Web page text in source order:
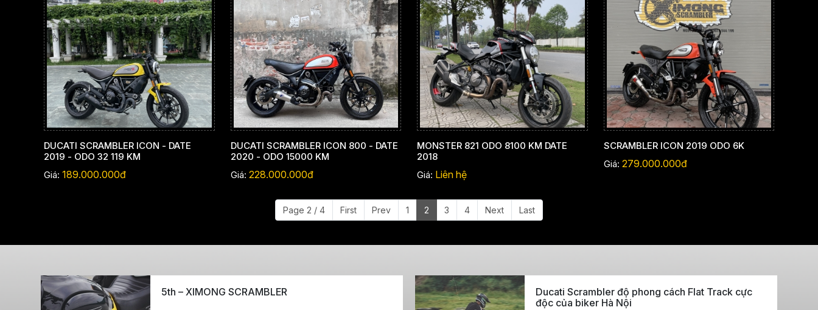
DUCATI SCRAMBLER ICON - DATE
2019 - ODO 32 119 KM
Giá: 189.000.000đ
DUCATI SCRAMBLER ICON 800 - DATE
2020 - ODO 15000 KM
Giá: 228.000.000đ
MONSTER 821 ODO 8100 KM DATE
2018
Giá: Liên hệ
SCRAMBLER ICON 2019 ODO 6K
Giá: 279.000.000đ
Page 2 / 4 First Prev 1 2 3 4 Next Last
5th – XIMONG SCRAMBLER
Ducati Scrambler độ phong cách Flat Track cực
độc của biker Hà Nội